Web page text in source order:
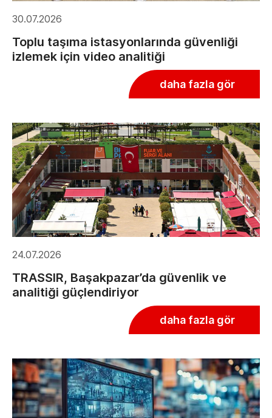
30.07.2026
Toplu taşıma istasyonlarında güvenliği
izlemek için video analitiği
daha fazla gör
24.07.2026
TRASSIR, Başakpazar’da güvenlik ve
analitiği güçlendiriyor
daha fazla gör